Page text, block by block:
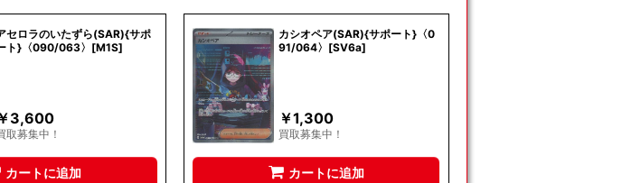
セロラのいたずら(SAR){サポ
ト}〈090/063〉[M1S]
3,600
取募集中！
カートに追加
カシオペア(SAR){サポート}〈0
91/064〉[SV6a]
￥1,300
買取募集中！
カートに追加